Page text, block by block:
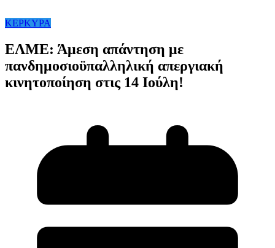
ΚΕΡΚΥΡΑ
ΕΛΜΕ: Άμεση απάντηση με
πανδημοσιοϋπαλληλική απεργιακή
κινητοποίηση στις 14 Ιούλη!